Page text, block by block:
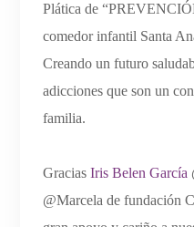
Plática de
comedor infantil Santa
Creando un futuro
adicciones que son un
familia.
GraciasIris Belen García
@Marcela de fundación